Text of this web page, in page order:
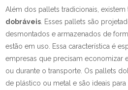
Além dos pallets tradicionais, existem
dobráveis . Esses pallets são
desmontados e armazenados de
estão em uso. Essa característica é
empresas que precisam economizar
ou durante o transporte. Os pallets
de plástico ou metal e são ideais